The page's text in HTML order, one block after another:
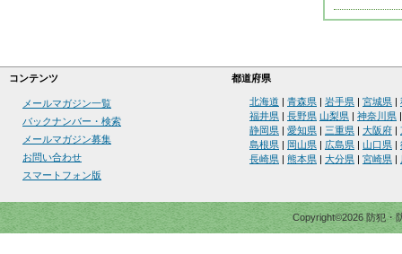
コンテンツ 都道府県
メールマガジン一覧
バックナンバー・検索
メールマガジン募集
お問い合わせ
スマートフォン版
北海道 青森県 岩手県 宮城県
福井県
長野県 山梨県 神奈川県
静岡県
愛知県 三重県 大阪府
島根県
岡山県 広島県 山口県
長崎県
熊本県 大分県 宮崎県
Copyright©2026 防犯・